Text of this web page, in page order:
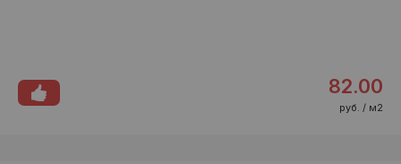
82.00
руб. / м2